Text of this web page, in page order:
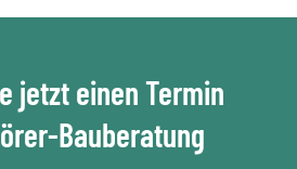
jetzt einen Termin
Bauberatung